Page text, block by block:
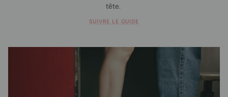
tête.
SUIVRE LE GUIDE